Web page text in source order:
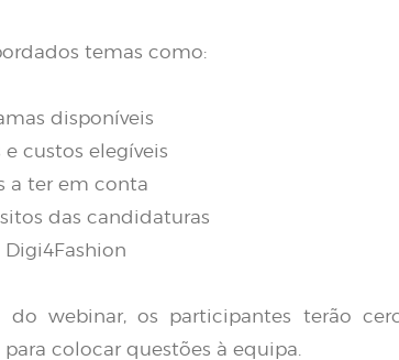
temas como:
disponíveis
e custos elegíveis
a ter em conta
das candidaturas
do webinar, os participantes terão
colocar questões à equipa.